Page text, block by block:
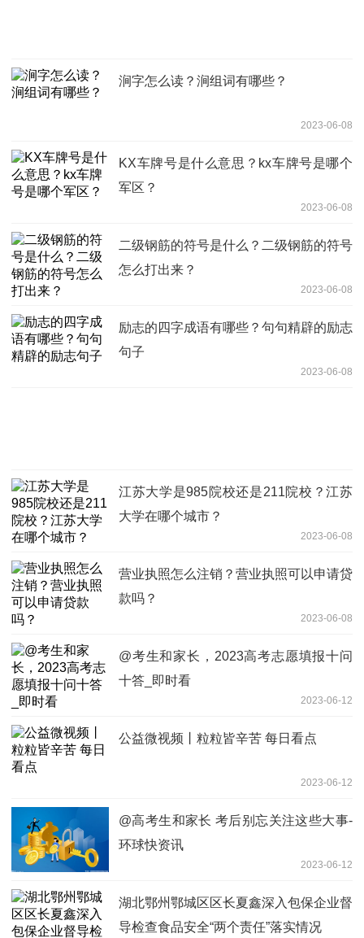
涧字怎么读？涧组词有哪些？
2023-06-08
KX车牌号是什么意思？kx车牌号是哪个
军区？
2023-06-08
二级钢筋的符号是什么？二级钢筋的符号
怎么打出来？
2023-06-08
励志的四字成语有哪些？句句精辟的励志
句子
2023-06-08
江苏大学是985院校还是211院校？江苏
大学在哪个城市？
2023-06-08
营业执照怎么注销？营业执照可以申请贷
款吗？
2023-06-08
@考生和家长，2023高考志愿填报十问
十答_即时看
2023-06-12
公益微视频丨粒粒皆辛苦 每日看点
2023-06-12
@高考生和家长 考后别忘关注这些大事-
环球快资讯
2023-06-12
湖北鄂州鄂城区区长夏鑫深入包保企业督
导检查食品安全“两个责任”落实情况